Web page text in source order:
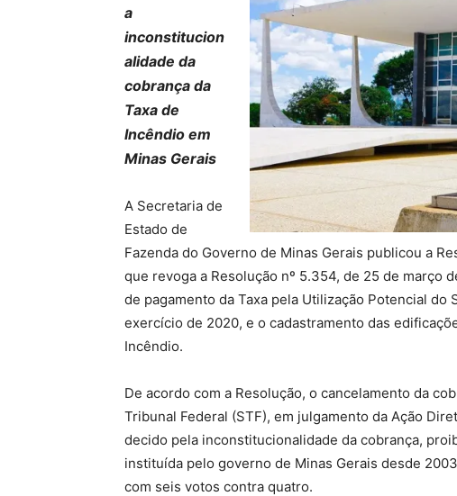
a
inconstitucion
alidade da
cobrança da
Taxa de
Incêndio em
Minas Gerais
A Secretaria de
Estado de
Fazenda do Governo de Minas Gerais publicou a
que revoga a Resolução nº 5.354, de 25 de março
de pagamento da Taxa pela Utilização Potencial
exercício de 2020, e o cadastramento das
Incêndio.
De acordo com a Resolução, o cancelamento da
Tribunal Federal (STF), em julgamento da Ação
decido pela inconstitucionalidade da cobrança,
instituída pelo governo de Minas Gerais desde
com seis votos contra quatro.